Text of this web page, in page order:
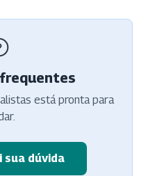
está pronta para
sua dúvida